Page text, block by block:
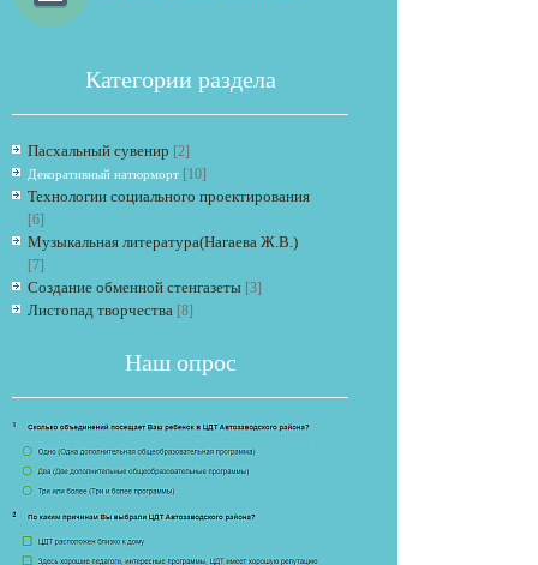
Категории раздела
Пасхальный сувенир [2]
Декоративный натюрморт [10]
Технологии социального проектирования
[6]
Музыкальная литература(Нагаева Ж.В.)
[7]
Создание обменной стенгазеты [3]
Листопад творчества [8]
Наш опрос